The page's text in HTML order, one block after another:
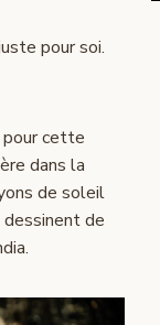
pour soi.
pour cette
dans la
de soleil
de